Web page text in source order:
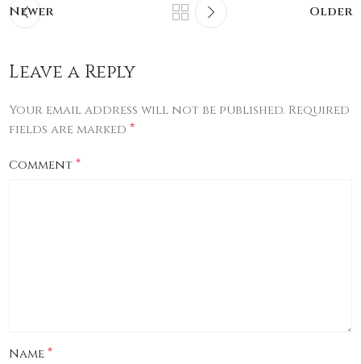
Newer Older
Leave a Reply
Your email address will not be published. Required
fields are marked*
Comment*
Name*